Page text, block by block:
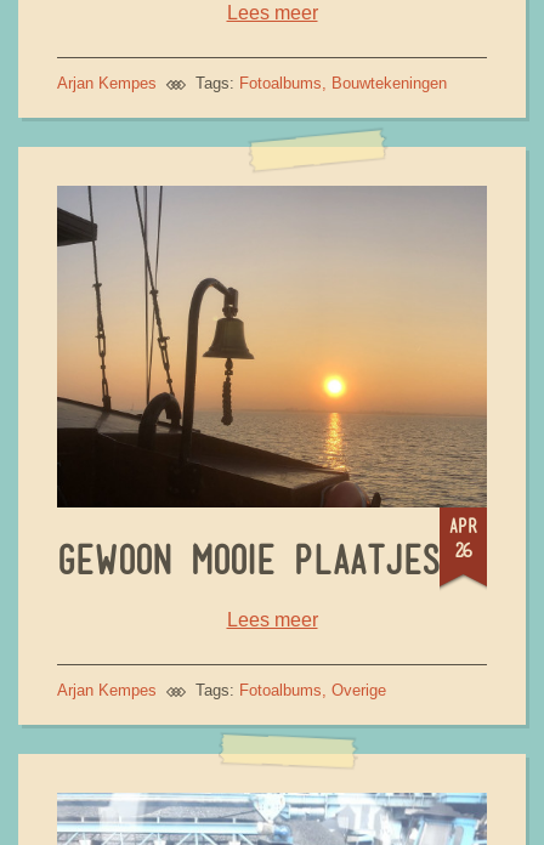
Lees meer
Arjan Kempes Tags: Fotoalbums Bouwtekeningen
apr
26
GEWOON MOOIE PLAATJES
Lees meer
Arjan Kempes Tags: Fotoalbums Overige